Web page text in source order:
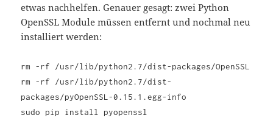
etwas nachhelfen. Genauer gesagt: zwei Python
OpenSSL Module müssen entfernt und nochmal neu
installiert werden:
rm -rf /usr/lib/python2.7/dist-packages/OpenSSL
rm -rf /usr/lib/python2.7/dist-
packages/pyOpenSSL-0.15.1.egg-info
sudo pip install pyopenssl